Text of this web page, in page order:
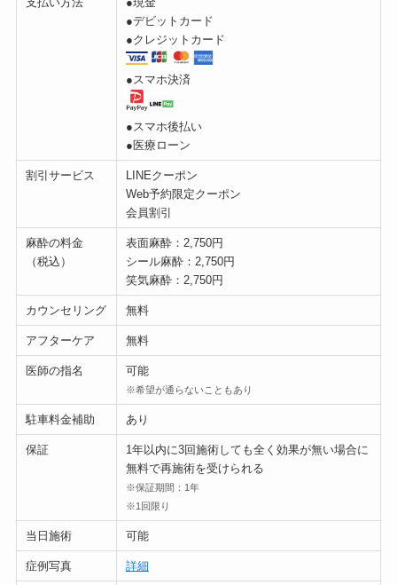
●デビットカード
●クレジットカード
●スマホ決済
●スマホ後払い
●医療ローン
割引サービス
LINEクーポン
Web予約限定クーポン
会員割引
麻酔の料金
（税込）
表面麻酔：2,750円
シール麻酔：2,750円
笑気麻酔：2,750円
カウンセリング 無料
アフターケア 無料
医師の指名 可能
※希望が通らないこともあり
駐車料金補助 あり
保証
1年以内に3回施術しても全く効果が無い場合に
無料で再施術を受けられる
※保証期間：1年
※1回限り
当日施術 可能
症例写真 詳細